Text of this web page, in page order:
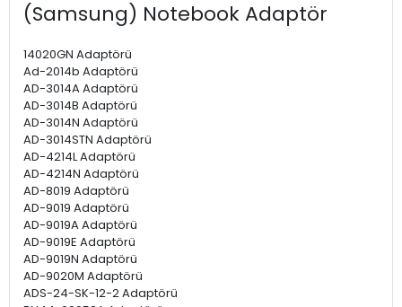
(Samsung) Notebook Adaptör
14020GN Adaptörü
Ad-2014b Adaptörü
AD-3014A Adaptörü
AD-3014B Adaptörü
AD-3014N Adaptörü
AD-3014STN Adaptörü
AD-4214L Adaptörü
AD-4214N Adaptörü
AD-8019 Adaptörü
AD-9019 Adaptörü
AD-9019A Adaptörü
AD-9019E Adaptörü
AD-9019N Adaptörü
AD-9020M Adaptörü
ADS-24-SK-12-2 Adaptörü